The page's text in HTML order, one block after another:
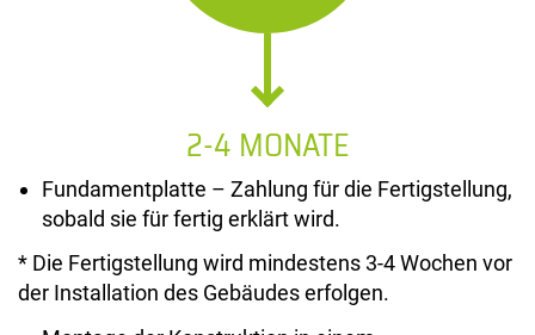
2-4 MONATE
Fundamentplatte – Zahlung für die Fertigstellung,
sobald sie für fertig erklärt wird.
* Die Fertigstellung wird mindestens 3-4 Wochen vor
der Installation des Gebäudes erfolgen.